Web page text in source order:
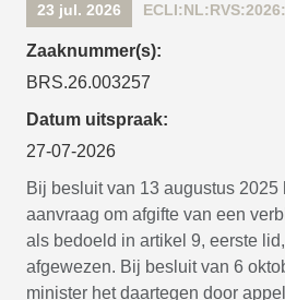
23 jul. 2026
Zaaknummer(s):
BRS.26.003257
Datum uitspraak:
27-07-2026
Bij besluit van 13 augustus 2025
aanvraag om afgifte van een
als bedoeld in artikel 9, eerste
afgewezen. Bij besluit van 6
minister het daartegen door